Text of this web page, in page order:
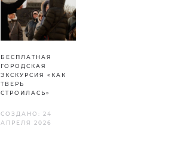
БЕСПЛАТНАЯ
ГОРОДСКАЯ
ЭКСКУРСИЯ «КАК
ТВЕРЬ
СТРОИЛАСЬ»
СОЗДАНО: 24
АПРЕЛЯ 2026